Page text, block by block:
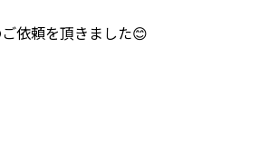
依頼を頂きました😊